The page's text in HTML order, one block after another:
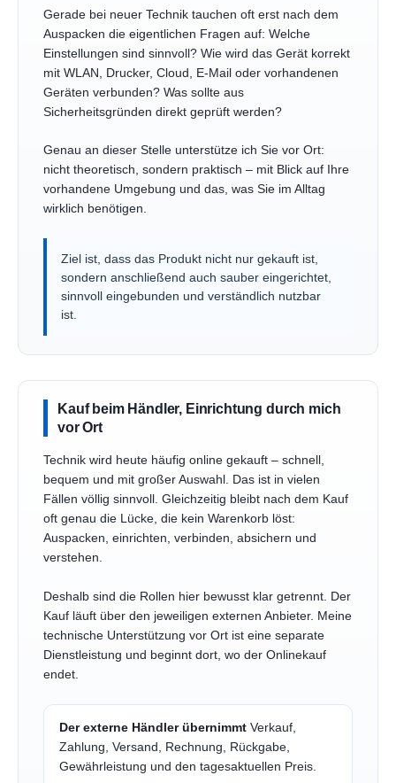
Gerade bei neuer Technik tauchen oft erst nach dem
Auspacken die eigentlichen Fragen auf: Welche
Einstellungen sind sinnvoll? Wie wird das Gerät korrekt
mit WLAN, Drucker, Cloud, E-Mail oder vorhandenen
Geräten verbunden? Was sollte aus
Sicherheitsgründen direkt geprüft werden?
Genau an dieser Stelle unterstütze ich Sie vor Ort:
nicht theoretisch, sondern praktisch – mit Blick auf Ihre
vorhandene Umgebung und das, was Sie im Alltag
wirklich benötigen.
Ziel ist, dass das Produkt nicht nur gekauft ist,
sondern anschließend auch sauber eingerichtet,
sinnvoll eingebunden und verständlich nutzbar
ist.
Kauf beim Händler, Einrichtung durch mich
vor Ort
Technik wird heute häufig online gekauft – schnell,
bequem und mit großer Auswahl. Das ist in vielen
Fällen völlig sinnvoll. Gleichzeitig bleibt nach dem Kauf
oft genau die Lücke, die kein Warenkorb löst:
Auspacken, einrichten, verbinden, absichern und
verstehen.
Deshalb sind die Rollen hier bewusst klar getrennt. Der
Kauf läuft über den jeweiligen externen Anbieter. Meine
technische Unterstützung vor Ort ist eine separate
Dienstleistung und beginnt dort, wo der Onlinekauf
endet.
Der externe Händler übernimmt Verkauf,
Zahlung, Versand, Rechnung, Rückgabe,
Gewährleistung und den tagesaktuellen Preis.